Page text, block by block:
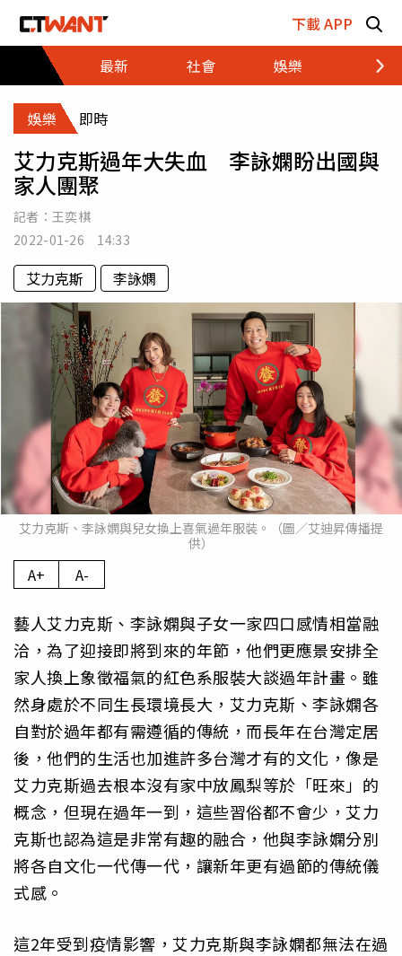
下載 APP
最新
社會 娛樂 財經
娛樂 即時
艾力克斯過年大失血 李詠嫻盼出國與
家人團聚
記者： 王奕棋
2022-01-26 14:33
艾力克斯 李詠嫻
艾力克斯、李詠嫻與兒女換上喜氣過年服裝。（圖／艾迪昇傳播提
供）
A+ A-
藝人艾力克斯、李詠嫻與子女一家四口感情相當融
洽，為了迎接即將到來的年節，他們更應景安排全
家人換上象徵福氣的紅色系服裝大談過年計畫。雖
然身處於不同生長環境長大，艾力克斯、李詠嫻各
自對於過年都有需遵循的傳統，而長年在台灣定居
後，他們的生活也加進許多台灣才有的文化，像是
艾力克斯過去根本沒有家中放鳳梨等於「旺來」的
概念，但現在過年一到，這些習俗都不會少，艾力
克斯也認為這是非常有趣的融合，他與李詠嫻分別
將各自文化一代傳一代，讓新年更有過節的傳統儀
式感。
這2年受到疫情影響，艾力克斯與李詠嫻都無法在過